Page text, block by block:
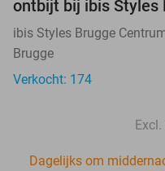
ontbijt bij ibis Styles
ibis Styles Brugge
Brugge
Verkocht: 174
Dagelijks om